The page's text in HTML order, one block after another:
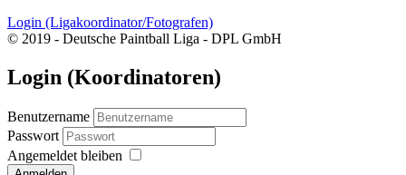
Login (Ligakoordinator/Fotografen)
© 2019 - Deutsche Paintball Liga - DPL GmbH
Login (Koordinatoren)
Benutzername
Passwort
Angemeldet bleiben